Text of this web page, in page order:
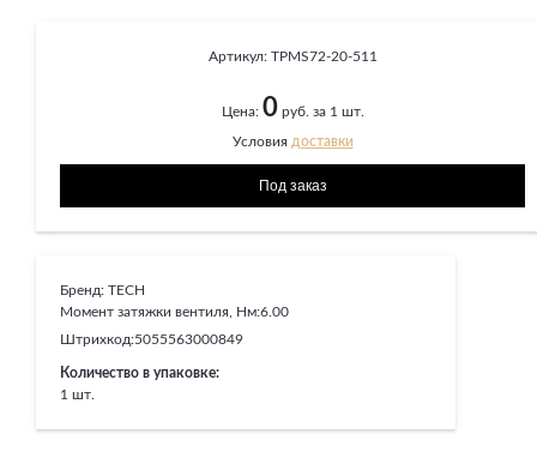
Артикул: TPMS72-20-511
Цена: 0руб. за 1 шт.
Условия доставки
Бренд: TECH
Момент затяжки вентиля, Нм:6.00
Штрихкод:5055563000849
Количество в упаковке:
1 шт.